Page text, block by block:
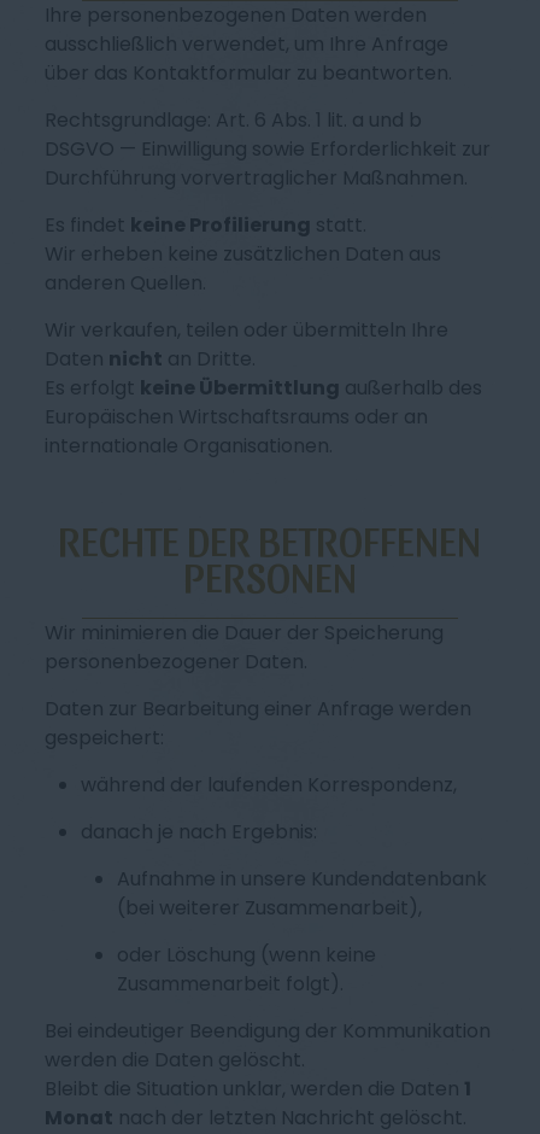
Ihre personenbezogenen Daten werden
ausschließlich verwendet, um Ihre Anfrage
über das Kontaktformular zu beantworten.
Rechtsgrundlage: Art. 6 Abs. 1 lit. a und b
DSGVO — Einwilligung sowie Erforderlichkeit zur
Durchführung vorvertraglicher Maßnahmen.
Es findet keine Profilierung statt.
Wir erheben keine zusätzlichen Daten aus
anderen Quellen.
Wir verkaufen, teilen oder übermitteln Ihre
Daten nicht an Dritte.
Es erfolgt keine Übermittlung außerhalb des
Europäischen Wirtschaftsraums oder an
internationale Organisationen.
RECHTE DER BETROFFENEN
PERSONEN
Wir minimieren die Dauer der Speicherung
personenbezogener Daten.
Daten zur Bearbeitung einer Anfrage werden
gespeichert:
während der laufenden Korrespondenz,
danach je nach Ergebnis:
Aufnahme in unsere Kundendatenbank
(bei weiterer Zusammenarbeit),
oder Löschung (wenn keine
Zusammenarbeit folgt).
Bei eindeutiger Beendigung der Kommunikation
werden die Daten gelöscht.
Bleibt die Situation unklar, werden die Daten 1
Monat nach der letzten Nachricht gelöscht.